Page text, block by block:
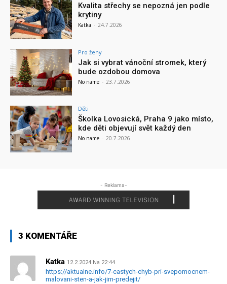
Kvalita střechy se nepozná jen podle
krytiny
Katka - 24.7.2026
Pro ženy
Jak si vybrat vánoční stromek, který
bude ozdobou domova
No name - 23.7.2026
Děti
Školka Lovosická, Praha 9 jako místo,
kde děti objevují svět každý den
No name - 20.7.2026
- Reklama-
3 KOMENTÁŘE
Katka 12.2.2024 Na 22:44
https://aktualne.info/7-castych-chyb-pri-svepomocnem-
malovani-sten-a-jak-jim-predejit/